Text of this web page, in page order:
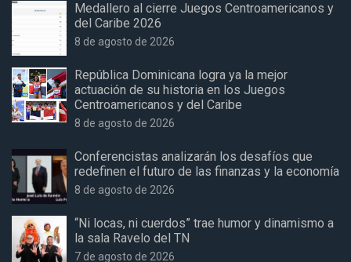
Medallero al cierre Juegos Centroamericanos y
del Caribe 2026
8 de agosto de 2026
República Dominicana logra ya la mejor
actuación de su historia en los Juegos
Centroamericanos y del Caribe
8 de agosto de 2026
Conferencistas analizarán los desafíos que
redefinen el futuro de las finanzas y la economía
8 de agosto de 2026
“Ni locas, ni cuerdos” trae humor y dinamismo a
la sala Ravelo del TN
7 de agosto de 2026